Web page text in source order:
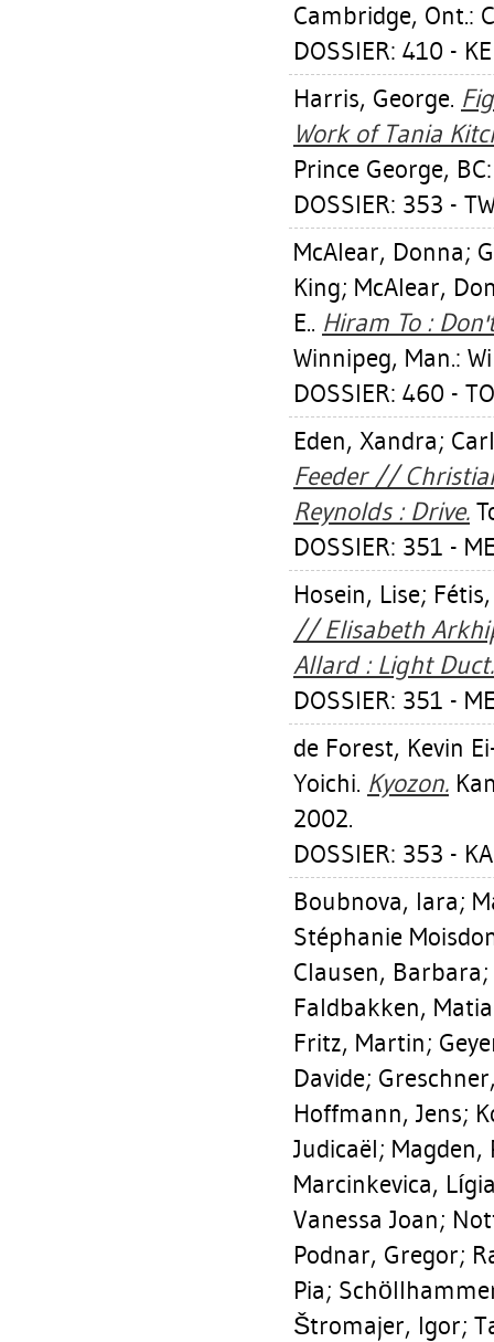
Cambridge, Ont.:
DOSSIER: 410 -
Harris, George.
Work of Tania
Prince George,
DOSSIER: 353 -
McAlear, Donna;
King; McAlear,
E.. Hiram To :
Winnipeg, Man.:
DOSSIER: 460 -
Eden, Xandra;
Feeder //
Reynolds : Drive.
DOSSIER: 351 -
Hosein, Lise;
// Elisabeth
Allard : Light Duct.
DOSSIER: 351 -
de Forest, Kevin
Yoichi. Kyozon.
2002.
DOSSIER: 353 -
Boubnova, Iara;
Stéphanie
Clausen, Barbara;
Faldbakken,
Fritz, Martin;
Davide;
Hoffmann, Jens;
Judicaël; Magden,
Marcinkevica,
Vanessa Joan;
Podnar, Gregor;
Pia;
Štromajer, Igor;